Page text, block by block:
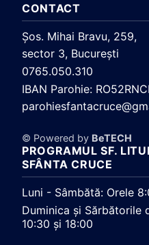
CONTACT
Şos. Mihai Bravu, 259,
sector 3, Bucureşti
0765.050.310
IBAN Parohie:
© Powered by BeTECH
PROGRAMUL SF.
SFÂNTA CRUCE
Luni - Sâmbătă: Orele
Duminica și Sărbătorile
10:30 și 18:00